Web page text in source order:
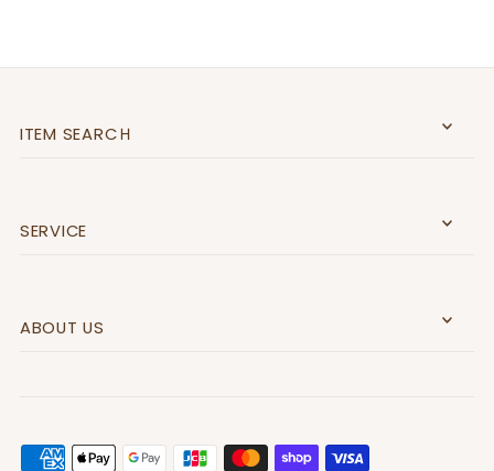
ITEM SEARCＨ
SERVICE
ABOUT US